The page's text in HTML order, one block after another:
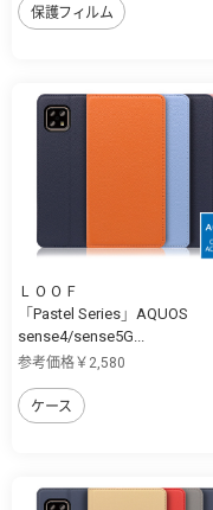
保護フィルム
ＬＯＯＦ
「Pastel Series」AQUOS
sense4/sense5G...
参考価格￥2,580
ケース